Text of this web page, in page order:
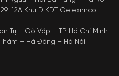
12A Khu D KĐT Geleximco –
Trị – Gò Vấp – TP Hồ Chí Minh
– Hà Đông – Hà Nội